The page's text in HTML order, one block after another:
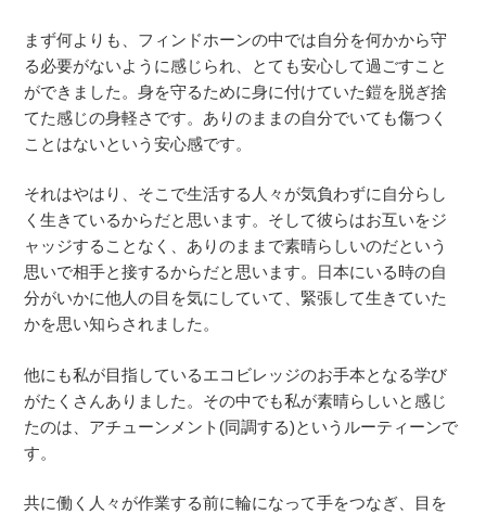
まず何よりも、 フィンドホーンの中では自分を何かから守
る必要がないように感じられ、とても安心して過ごすこと
ができました。身を守るために身に付けていた鎧を脱ぎ捨
てた感じの身軽さです。ありのままの自分でいても傷つく
こと はないという安心感です。
それはやはり、そこで生活する人々が気負わずに自分らし
く生きているからだと思います。そして彼らはお互いをジ
ャッジすることなく、ありのままで素晴らしいのだという
思いで相手と接するからだと思います。日本にいる時の自
分がいかに他人の目を気にしていて、緊張して生きていた
かを思い知らされました。
他にも私が目指しているエコビレッジのお手本となる学び
がたくさんありました。その中でも私が素晴らしいと感じ
たのは、アチューンメント(同調する)というルーティーンで
す。
共に働く人々が作業する前に輪になって手をつなぎ、目を